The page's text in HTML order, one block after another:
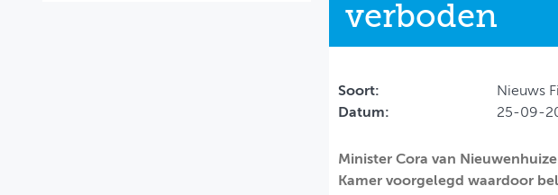
verboden
Soort:
Nieuws
Datum:
25-09-
Minister ‎Cora van
Kamer voorgelegd waardoor